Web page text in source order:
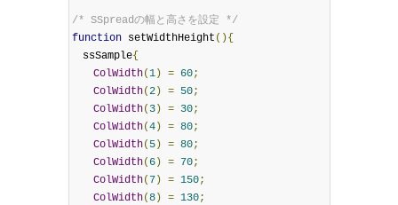
/* SSpreadの幅と高さを設定 */
function setWidthHeight (){
ssSample{
ColWidth(1) = 60;
ColWidth(2) = 50;
ColWidth( 3) = 30;
ColWidth(4) = 80;
ColWidth( 5) = 80;
ColWidth( 6) = 70;
ColWidth( 7) = 150;
ColWidth(8) = 130;